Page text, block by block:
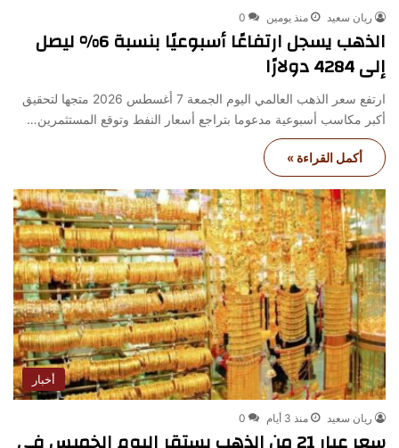
ريان سعيد منذ يومين 0
الذهب يسجل ارتفاعًا أسبوعيًا بنسبة 6% ليصل
إلى 4284 دولارًا
ارتفع سعر الذهب العالمي اليوم الجمعة 7 أغسطس 2026 متجها لتحقيق
أكبر مكاسب أسبوعية مدعوما بتراجع أسعار النفط وتوقع المستثمرين…
أكمل القراءة »
أخبار
ريان سعيد منذ 3 أيام 0